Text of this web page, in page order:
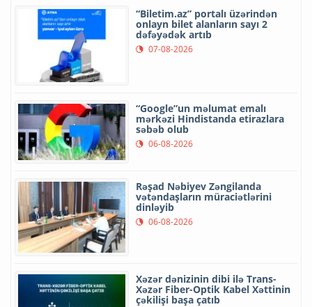
“Biletim.az” portalı üzərindən
onlayn bilet alanların sayı 2
dəfəyədək artıb
07-08-2026
“Google”un məlumat emalı
mərkəzi Hindistanda etirazlara
səbəb olub
06-08-2026
Rəşad Nəbiyev Zəngilanda
vətəndaşların müraciətlərini
dinləyib
06-08-2026
Xəzər dənizinin dibi ilə Trans-
Xəzər Fiber-Optik Kabel Xəttinin
çəkilişi başa çatıb